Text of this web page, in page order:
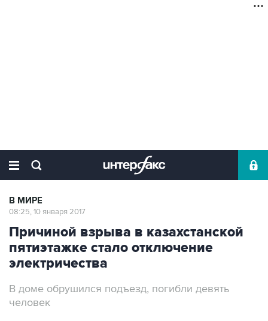
В МИРЕ
08:25, 10 января 2017
Причиной взрыва в казахстанской
пятиэтажке стало отключение
электричества
В доме обрушился подъезд, погибли девять
человек